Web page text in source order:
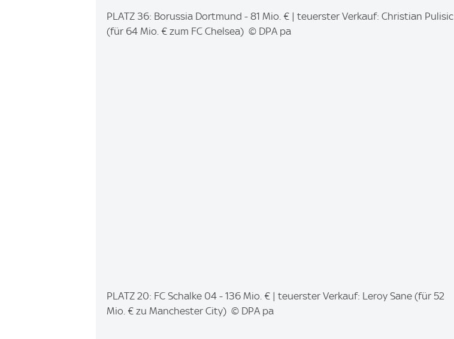
I
m
PLATZ 36: Borussia Dortmund - 81 Mio. € | teuerster Verkauf: Christian Pulisic
(für 64 Mio. € zum FC Chelsea) © DPA pa
I
m
PLATZ 20: FC Schalke 04 - 136 Mio. € | teuerster Verkauf: Leroy Sane (für 52
Mio. € zu Manchester City) © DPA pa